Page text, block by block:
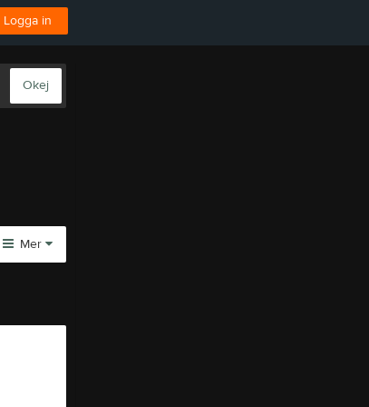
Logga in
Okej
Mer